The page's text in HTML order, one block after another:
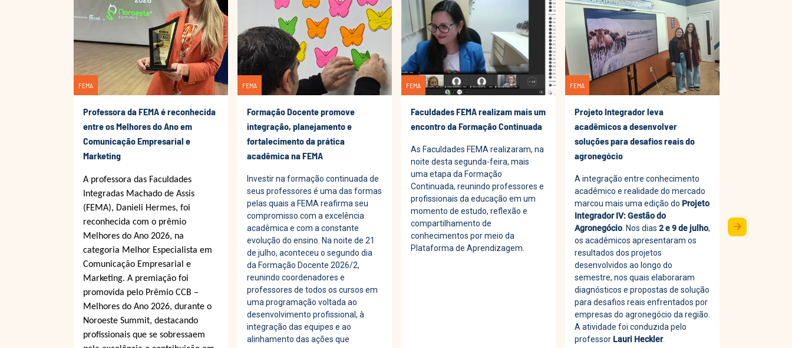
FEMA
Professora da FEMA é reconhecida
entre os Melhores do Ano em
Comunicação Empresarial e
Marketing
A professora das Faculdades
Integradas Machado de Assis
(FEMA), Danieli Hermes, foi
reconhecida com o prêmio
Melhores do Ano 2026, na
categoria Melhor Especialista em
Comunicação Empresarial e
Marketing. A premiação foi
promovida pelo Prêmio CCB –
Melhores do Ano 2026, durante o
Noroeste Summit, destacando
profissionais que se sobressaem
FEMA
Formação Docente promove
integração, planejamento e
fortalecimento da prática
acadêmica na FEMA
Investir na formação continuada de
seus professores é uma das formas
pelas quais a FEMA reafirma seu
compromisso com a excelência
acadêmica e com a constante
evolução do ensino. Na noite de 21
de julho, aconteceu o segundo dia
da Formação Docente 2026/2,
reunindo coordenadores e
professores de todos os cursos em
uma programação voltada ao
desenvolvimento profissional, à
integração das equipes e ao
alinhamento das ações que
FEMA
Faculdades FEMA realizam mais um
encontro da Formação Continuada
As Faculdades FEMA realizaram, na
noite desta segunda-feira, mais
uma etapa da Formação
Continuada, reunindo professores e
profissionais da educação em um
momento de estudo, reflexão e
compartilhamento de
conhecimentos por meio da
Plataforma de Aprendizagem.
FEMA
Projeto Integrador leva
acadêmicos a desenvolver
soluções para desafios reais do
agronegócio
A integração entre conhecimento
acadêmico e realidade do mercado
marcou mais uma edição do Projeto
Integrador IV: Gestão do
Agronegócio . Nos dias 2 e 9 de julho,
os acadêmicos apresentaram os
resultados dos projetos
desenvolvidos ao longo do
semestre, nos quais elaboraram
diagnósticos e propostas de solução
para desafios reais enfrentados por
empresas do agronegócio da região.
A atividade foi conduzida pelo
professor Lauri Heckler.
Federal de
etapa
arrow_forward